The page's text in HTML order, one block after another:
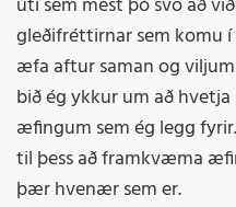
gleðifréttirnar sem komu
æfa aftur saman og
bið ég ykkur um að
æfingum sem ég legg
til þess að framkvæma
þær hvenær sem er.